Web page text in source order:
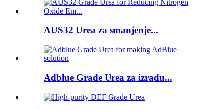
AUS32 Urea za smanjenje...
Adblue Grade Urea za izradu...